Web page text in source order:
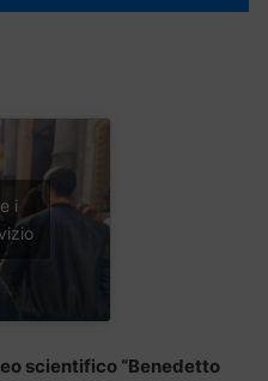
i
scientifico “Benedetto